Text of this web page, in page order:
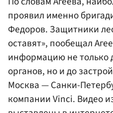
проявил именно
Федоров. Защитники
оставят», пообещал
информацию не только
органов, но и до
Москва — Санки-
компании Vinci. Видео